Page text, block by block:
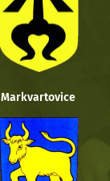
Markvartovice